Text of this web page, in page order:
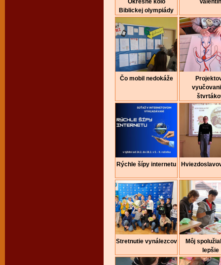
Okresné kolo
Biblickej olympiády
Valentín
Čo mobil nedokáže
Rýchle šípy internetu
Stretnutie vynálezcov
Môj
lepšie